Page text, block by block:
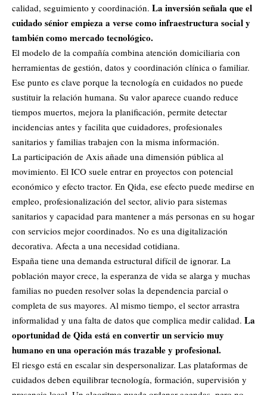
calidad, seguimiento y coordinación. La inversión señala que el
cuidado sénior empieza a verse como infraestructura social y
también como mercado tecnológico.
El modelo de la compañía combina atención domiciliaria con
herramientas de gestión, datos y coordinación clínica o familiar.
Ese punto es clave porque la tecnología en cuidados no puede
sustituir la relación humana. Su valor aparece cuando reduce
tiempos muertos, mejora la planificación, permite detectar
incidencias antes y facilita que cuidadores, profesionales
sanitarios y familias trabajen con la misma información.
La participación de Axis añade una dimensión pública al
movimiento. El ICO suele entrar en proyectos con potencial
económico y efecto tractor. En Qida, ese efecto puede medirse en
empleo, profesionalización del sector, alivio para sistemas
sanitarios y capacidad para mantener a más personas en su hogar
con servicios mejor coordinados. No es una digitalización
decorativa. Afecta a una necesidad cotidiana.
España tiene una demanda estructural difícil de ignorar. La
población mayor crece, la esperanza de vida se alarga y muchas
familias no pueden resolver solas la dependencia parcial o
completa de sus mayores. Al mismo tiempo, el sector arrastra
informalidad y una falta de datos que complica medir calidad. La
oportunidad de Qida está en convertir un servicio muy
humano en una operación más trazable y profesional.
El riesgo está en escalar sin despersonalizar. Las plataformas de
cuidados deben equilibrar tecnología, formación, supervisión y